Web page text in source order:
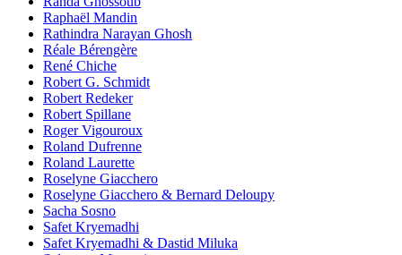
Raphaël Mandin
Rathindra Narayan Ghosh
Réale Bérengère
René Chiche
Robert G. Schmidt
Robert Redeker
Robert Spillane
Roger Vigouroux
Roland Dufrenne
Roland Laurette
Roselyne Giacchero
Roselyne Giacchero & Bernard Deloupy
Sacha Sosno
Safet Kryemadhi
Safet Kryemadhi & Dastid Miluka